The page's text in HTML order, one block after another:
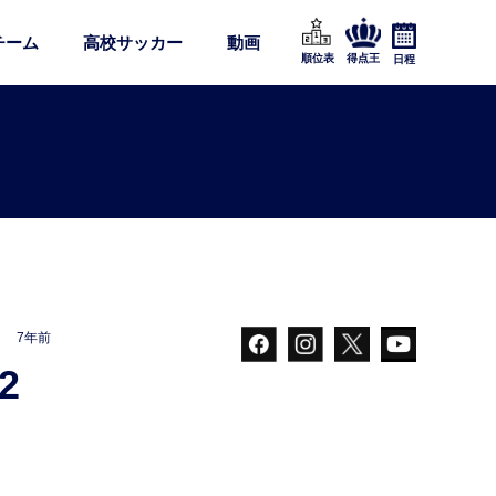
ーム 高校サッカー 動画
順位表 得点王 日程
7年前